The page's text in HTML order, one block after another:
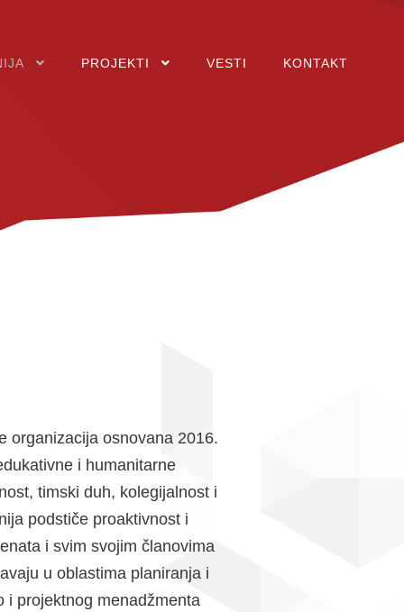
PROJEKTI VESTI KONTAKT
organizacija osnovana 2016.
i humanitarne
timski duh, kolegijalnost i
podstiče proaktivnost i
i svim svojim članovima
u oblastima planiranja i
i projektnog menadžmenta